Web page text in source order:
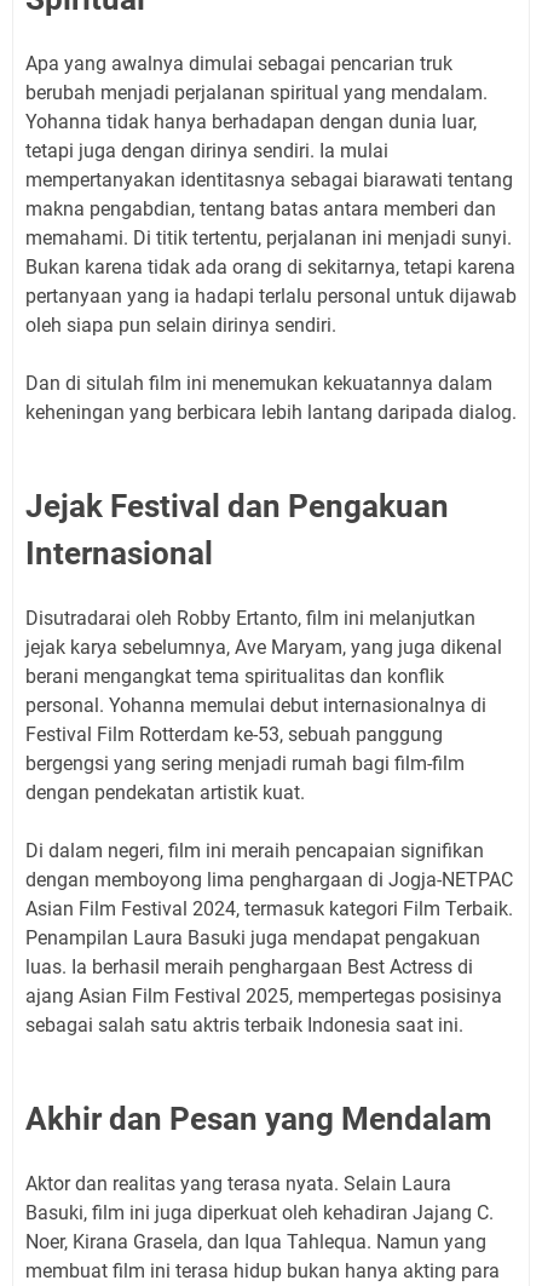
Apa yang awalnya dimulai sebagai pencarian truk
berubah menjadi perjalanan spiritual yang mendalam.
Yohanna tidak hanya berhadapan dengan dunia luar,
tetapi juga dengan dirinya sendiri. Ia mulai
mempertanyakan identitasnya sebagai biarawati tentang
makna pengabdian, tentang batas antara memberi dan
memahami. Di titik tertentu, perjalanan ini menjadi sunyi.
Bukan karena tidak ada orang di sekitarnya, tetapi karena
pertanyaan yang ia hadapi terlalu personal untuk dijawab
oleh siapa pun selain dirinya sendiri.
Dan di situlah film ini menemukan kekuatannya dalam
keheningan yang berbicara lebih lantang daripada dialog.
Jejak Festival dan Pengakuan
Internasional
Disutradarai oleh Robby Ertanto, film ini melanjutkan
jejak karya sebelumnya, Ave Maryam, yang juga dikenal
berani mengangkat tema spiritualitas dan konflik
personal. Yohanna memulai debut internasionalnya di
Festival Film Rotterdam ke-53, sebuah panggung
bergengsi yang sering menjadi rumah bagi film-film
dengan pendekatan artistik kuat.
Di dalam negeri, film ini meraih pencapaian signifikan
dengan memboyong lima penghargaan di Jogja-NETPAC
Asian Film Festival 2024, termasuk kategori Film Terbaik.
Penampilan Laura Basuki juga mendapat pengakuan
luas. Ia berhasil meraih penghargaan Best Actress di
ajang Asian Film Festival 2025, mempertegas posisinya
sebagai salah satu aktris terbaik Indonesia saat ini.
Akhir dan Pesan yang Mendalam
Aktor dan realitas yang terasa nyata. Selain Laura
Basuki, film ini juga diperkuat oleh kehadiran Jajang C.
Noer, Kirana Grasela, dan Iqua Tahlequa. Namun yang
membuat film ini terasa hidup bukan hanya akting para